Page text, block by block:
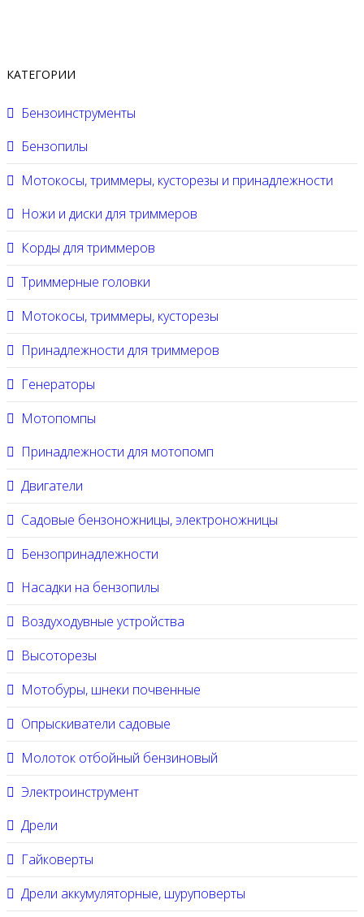
КАТЕГОРИИ
Бензоинструменты
Бензопилы
Мотокосы, триммеры, кусторезы и принадлежности
Ножи и диски для триммеров
Корды для триммеров
Триммерные головки
Мотокосы, триммеры, кусторезы
Принадлежности для триммеров
Генераторы
Мотопомпы
Принадлежности для мотопомп
Двигатели
Садовые бензоножницы, электроножницы
Бензопринадлежности
Насадки на бензопилы
Воздуходувные устройства
Высоторезы
Мотобуры, шнеки почвенные
Опрыскиватели садовые
Молоток отбойный бензиновый
Электроинструмент
Дрели
Гайковерты
Дрели аккумуляторные, шуруповерты